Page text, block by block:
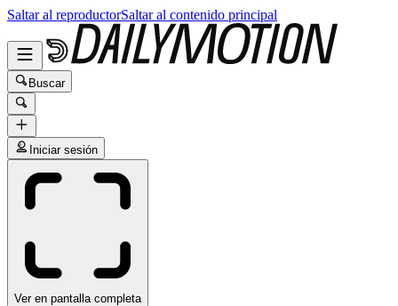
Saltar al reproductorSaltar al contenido principal
Buscar
Iniciar sesión
Ver en pantalla completa